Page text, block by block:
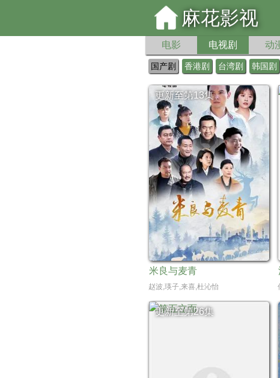
麻花影视
电影 电视剧 动
国产剧 香港剧 台湾剧 韩国剧
更新至第13集
米良与麦青
赵波,瑛子,来喜,杜沁怡
更新至第26集